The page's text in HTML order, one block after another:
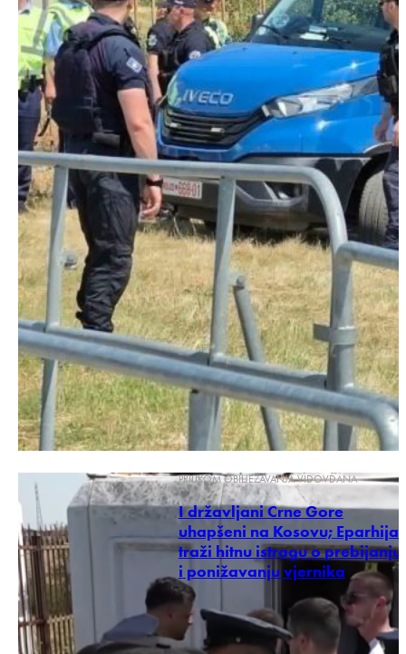
PRILIKOM OBILJEŽAVANJA VIDOVDANA
I državljani Crne Gore
uhapšeni na Kosovu; Eparhija
traži hitnu istragu o prebijanju
i ponižavanju vjernika